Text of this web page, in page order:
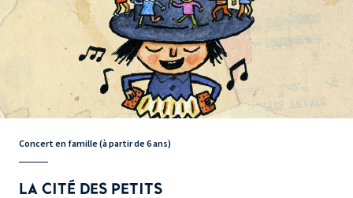
Concert en famille (à partir de 6 ans)
LA CITÉ DES PETITS